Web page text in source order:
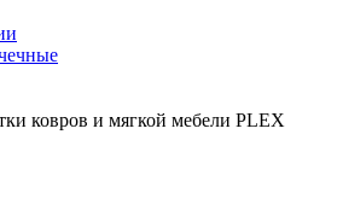
ковров и мягкой мебели PLEX